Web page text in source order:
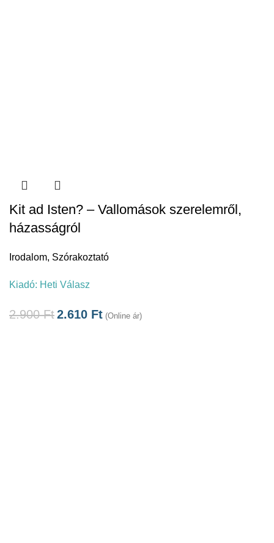
Kit ad Isten? – Vallomások szerelemről,
házasságról
Irodalom, Szórakoztató
Kiadó: Heti Válasz
2.900Ft2.610 Ft (Online ár)